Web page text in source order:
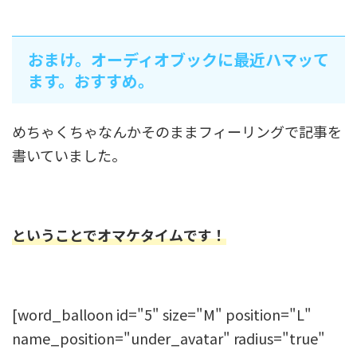
おまけ。オーディオブックに最近ハマッて
ます。おすすめ。
めちゃくちゃなんかそのままフィーリングで記事を
書いていました。
ということでオマケタイムです！
[word_balloon id="5" size="M" position="L"
name_position="under_avatar" radius="true"